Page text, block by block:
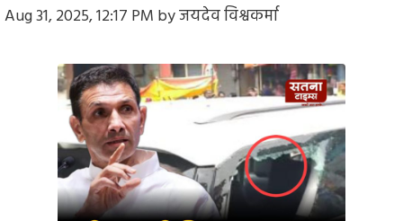
Aug 31, 2025, 12:17 PM byजयदेव विश्वकर्मा